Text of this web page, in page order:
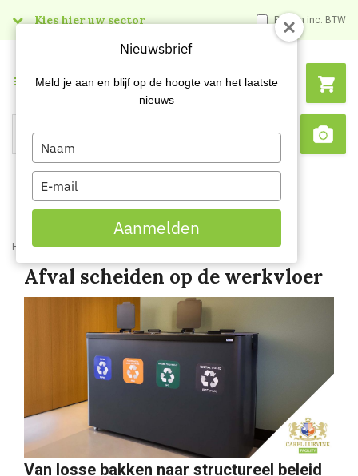
Kies hier uw sector Prijzen inc. BTW
Search
Menu
Home Blog Afval scheiden op de werkvloer
Afval scheiden op de werkvloer
Van losse bakken naar structureel beleid
Nieuwsbrief
Meld je aan en blijf op de hoogte van het laatste
nieuws
Type
your
name
Type
your
email
Aanmelden